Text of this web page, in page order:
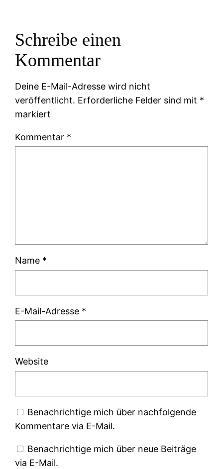
Schreibe einen
Kommentar
Deine E-Mail-Adresse wird nicht
veröffentlicht. Erforderliche Felder sind mit *
markiert
Kommentar *
Name *
E-Mail-Adresse *
Website
Benachrichtige mich über nachfolgende
Kommentare via E-Mail.
Benachrichtige mich über neue Beiträge
via E-Mail.